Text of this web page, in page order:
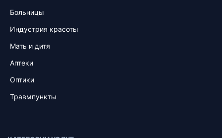
Больницы
Индустрия красоты
Мать и дитя
Аптеки
Оптики
Травмпункты